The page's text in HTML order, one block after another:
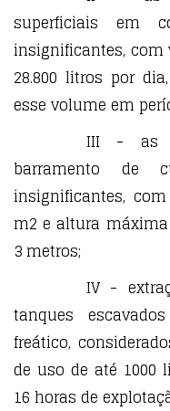
superficiais em
insignificantes,
28.800 litros por
esse volume em
III - as
barramento de
insignificantes,
m2 e altura
3 metros;
IV -
tanques
freático,
de uso de até
16 horas de